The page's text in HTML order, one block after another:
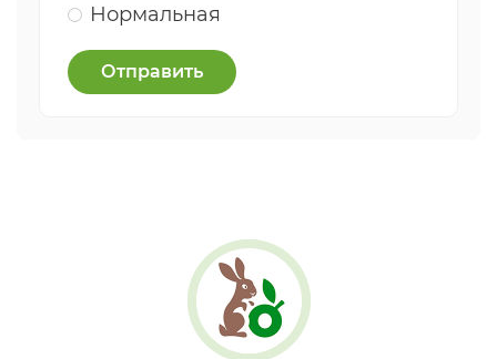
Нормальная
Отправить